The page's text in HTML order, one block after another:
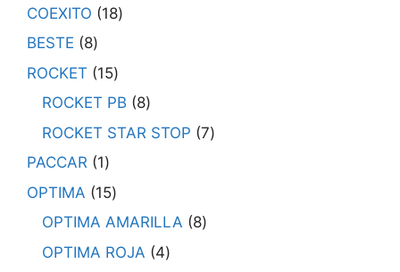
COEXITO
18
BESTE
8
ROCKET
15
ROCKET PB
8
ROCKET STAR STOP 7
PACCAR 1
OPTIMA
15
OPTIMA AMARILLA
8
OPTIMA ROJA
4